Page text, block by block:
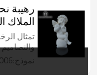
رهيبة
الملاك
تمثال
والتصاميم
نموذج:PFM-S006